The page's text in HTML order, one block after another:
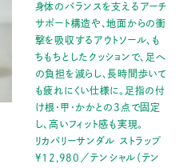
身体のバランスを支えるアーチ
サポート構造や、地面からの衝
撃を吸収するアウトソール、も
ちもちとしたクッションで、足へ
の負担を減らし、長時間歩いて
も疲れにくい仕様に。足指の付
け根・甲・かかとの3点で固定
し、高いフィット感も実現。
リカバリーサンダル ストラップ
¥12,980／テンシャル（テン